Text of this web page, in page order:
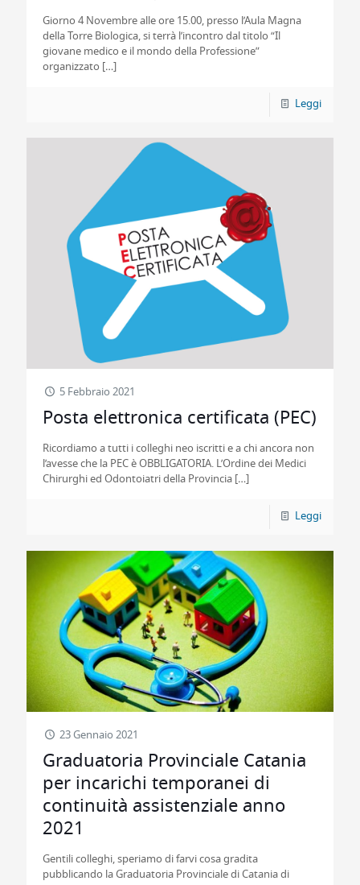
Giorno 4 Novembre alle ore 15.00, presso l’Aula Magna
della Torre Biologica, si terrà l’incontro dal titolo “Il
giovane medico e il mondo della Professione”
organizzato […]
Leggi
5 Febbraio 2021
Posta elettronica certificata (PEC)
Ricordiamo a tutti i colleghi neo iscritti e a chi ancora non
l’avesse che la PEC è OBBLIGATORIA. L’Ordine dei Medici
Chirurghi ed Odontoiatri della Provincia […]
Leggi
23 Gennaio 2021
Graduatoria Provinciale Catania
per incarichi temporanei di
continuità assistenziale anno
2021
Gentili colleghi, speriamo di farvi cosa gradita
pubblicando la Graduatoria Provinciale di Catania di